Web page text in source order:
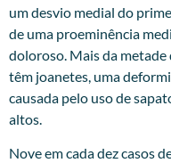
um desvio medial do
de uma proeminência
doloroso. Mais da
têm joanetes, uma
causada pelo uso de
altos.
Nove em cada dez casos